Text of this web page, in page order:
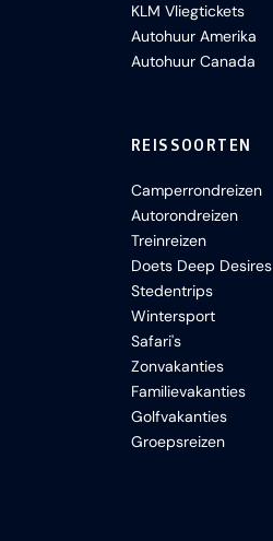
KLM Vliegtickets
Autohuur Amerika
Autohuur Canada
REISSOORTEN
Camperrondreizen
Autorondreizen
Treinreizen
Doets Deep Desires
Stedentrips
Wintersport
Safari's
Zonvakanties
Familievakanties
Golfvakanties
Groepsreizen